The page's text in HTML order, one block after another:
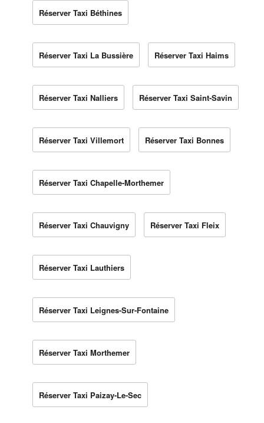
Réserver Taxi Béthines
Réserver Taxi La Bussière Réserver Taxi Haims
Réserver Taxi Nalliers Réserver Taxi Saint-Savin
Réserver Taxi Villemort Réserver Taxi Bonnes
Réserver Taxi Chapelle-Morthemer
Réserver Taxi Chauvigny Réserver Taxi Fleix
Réserver Taxi Lauthiers
Réserver Taxi Leignes-Sur-Fontaine
Réserver Taxi Morthemer
Réserver Taxi Paizay-Le-Sec